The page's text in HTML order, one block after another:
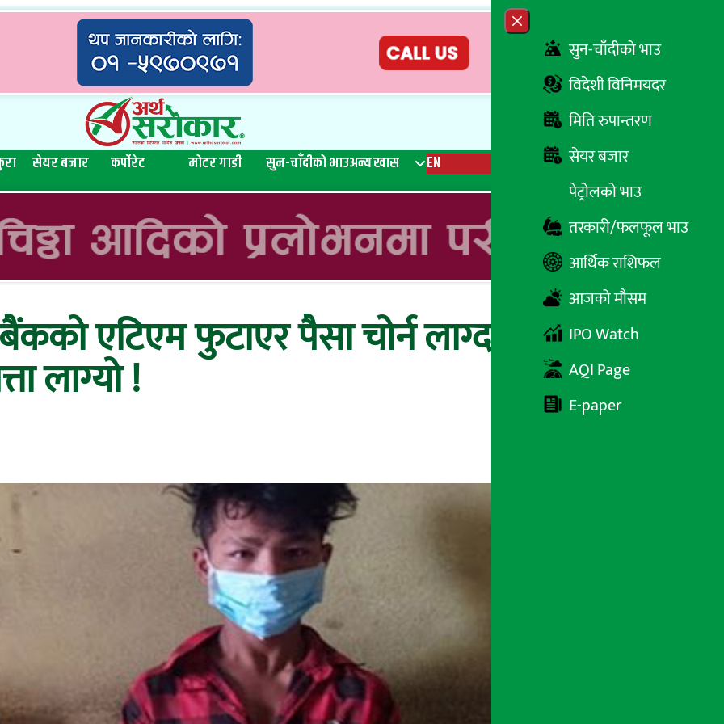
Close menu
सुन-चाँदीको भाउ
विदेशी विनिमयदर
मिति रुपान्तरण
सेयर बजार
पेट्रोलको भाउ
तरकारी/फलफूल भाउ
आर्थिक राशिफल
आजको मौसम
IPO Watch
AQI Page
E-paper
सेयर बजार कर्पोरेट मोटर गाडी सुन-चाँदीको भाउअन्य खास EN रेडियो
एटिएम फुटाएर पैसा चोर्न लाग्दा प्रहरीले
लाग्यो !